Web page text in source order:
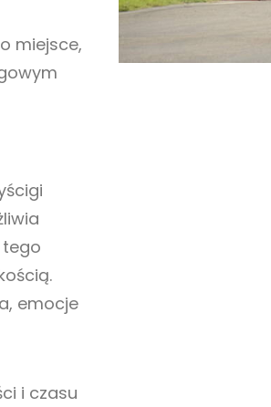
miejsce,
tego
emocje
i czasu